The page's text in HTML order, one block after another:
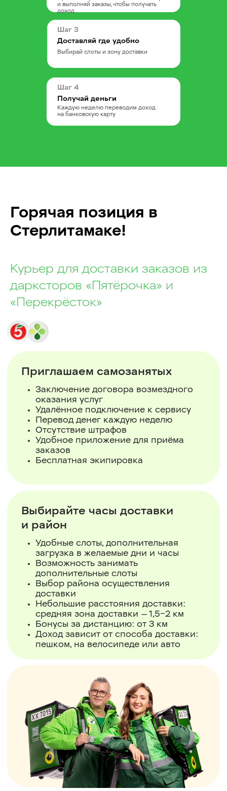
и выполняй заказы, чтобы получать
доход
Шаг 3
Доставляй где удобно
Выбирай слоты и зону доставки
Шаг 4
Получай деньги
Каждую неделю переводим доход
на банковскую карту
Горячая позиция в
Стерлитамаке!
Курьер для доставки заказов из
дарксторов «Пятёрочка» и
«Перекрёсток»
загрузка в желаемые дни и часы
Возможность занимать
дополнительные слоты
Выбор района осуществления
Небольшие расстояния доставки:
средняя зона доставки — 1,5−2 км
Бонусы за дистанцию: от 3 км
Доход зависит от способа доставки: